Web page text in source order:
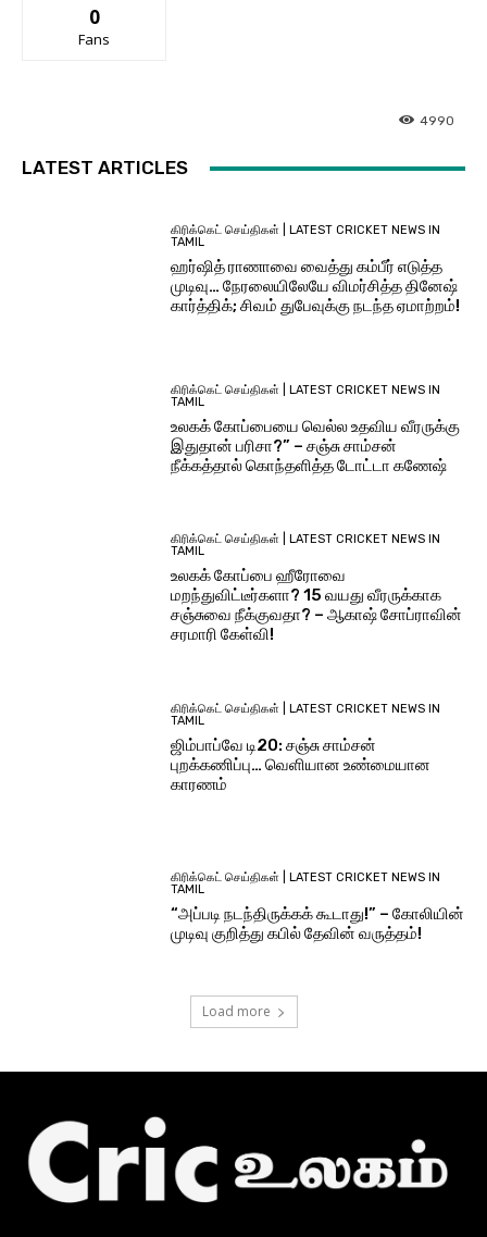
0
Fans
4990
LATEST ARTICLES
கிரிக்கெட் செய்திகள் | LATEST CRICKET NEWS IN
TAMIL
ஹர்ஷித் ராணாவை வைத்து கம்பீர் எடுத்த
முடிவு… நேரலையிலேயே விமர்சித்த தினேஷ்
கார்த்திக்; சிவம் துபேவுக்கு நடந்த ஏமாற்றம்!
கிரிக்கெட் செய்திகள் | LATEST CRICKET NEWS IN
TAMIL
உலகக் கோப்பையை வெல்ல உதவிய வீரருக்கு
இதுதான் பரிசா?” – சஞ்சு சாம்சன்
நீக்கத்தால் கொந்தளித்த டோட்டா கணேஷ்
கிரிக்கெட் செய்திகள் | LATEST CRICKET NEWS IN
TAMIL
உலகக் கோப்பை ஹீரோவை
மறந்துவிட்டீர்களா? 15 வயது வீரருக்காக
சஞ்சுவை நீக்குவதா? – ஆகாஷ் சோப்ராவின்
சரமாரி கேள்வி!
கிரிக்கெட் செய்திகள் | LATEST CRICKET NEWS IN
TAMIL
ஜிம்பாப்வே டி20: சஞ்சு சாம்சன்
புறக்கணிப்பு… வெளியான உண்மையான
காரணம்
கிரிக்கெட் செய்திகள் | LATEST CRICKET NEWS IN
TAMIL
“அப்படி நடந்திருக்கக் கூடாது!” – கோலியின்
முடிவு குறித்து கபில் தேவின் வருத்தம்!
Load more